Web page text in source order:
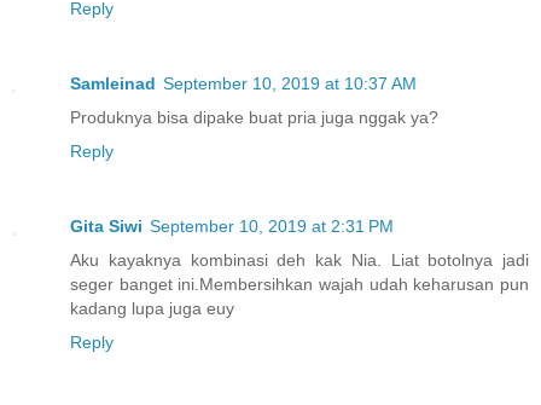
Reply
Samleinad September 10, 2019 at 10:37 AM
Produknya bisa dipake buat pria juga nggak ya?
Reply
Gita Siwi September 10, 2019 at 2:31 PM
Aku kayaknya kombinasi deh kak Nia. Liat botolnya jadi
seger banget ini.Membersihkan wajah udah keharusan pun
kadang lupa juga euy
Reply